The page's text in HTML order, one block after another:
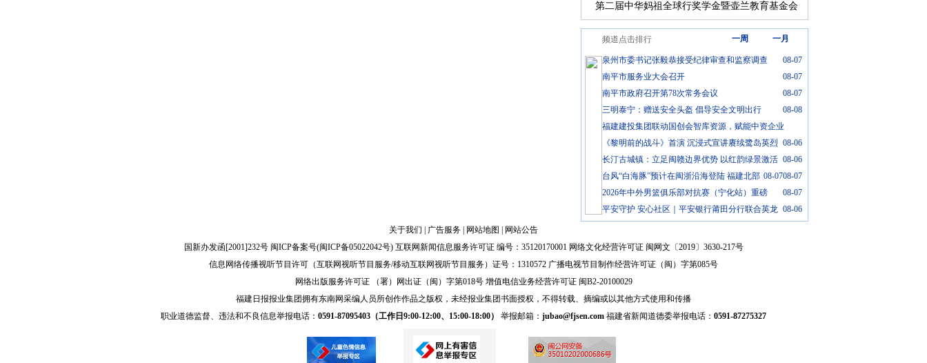
变化
第二届中华妈祖全球行奖学金暨壶兰教育基金会
频道点击排行 一周 一月
泉州市委书记张毅恭接受纪律审查和监察调查
08-07
南平市服务业大会召开
08-07
南平市政府召开第78次常务会议
08-07
三明泰宁：赠送安全头盔 倡导安全文明出行
08-08
福建建投集团联动国创会智库资源，赋能中资企业
08-06
《黎明前的战斗》首演 沉浸式宣讲赓续鹭岛英烈
08-06
长汀古城镇：立足闽赣边界优势 以红韵绿景激活
08-07
台风“白海豚”预计在闽浙沿海登陆 福建北部 08-07
2026年中外男篮俱乐部对抗赛（宁化站）重磅
08-07
平安守护 安心社区｜平安银行莆田分行联合英龙 08-06
关于我们 广告服务 网站地图
网站公告
国新办发函[2001]232号 闽ICP备案号(闽ICP备05022042号) 互联网新闻信息服务许可证 编号：35120170001 网络文化经营许可证 闽网文〔2019〕3630-217号
信息网络传播视听节目许可（互联网视听节目服务/移动互联网视听节目服务）证号：1310572 广播电视节目制作经营许可证（闽）字第085号
网络出版服务许可证 （署）网出证（闽）字第018号 增值电信业务经营许可证 闽B2-20100029
福建日报报业集团拥有东南网采编人员所创作作品之版权，未经报业集团书面授权，不得转载、摘编或以其他方式使用和传播
职业道德监督、违法和不良信息举报电话： 0591-87095403（工作日9:00-12:00、15:00-18:00） 举报邮箱： jubao@fjsen.com 福建省新闻道德委举报电话： 0591-87275327